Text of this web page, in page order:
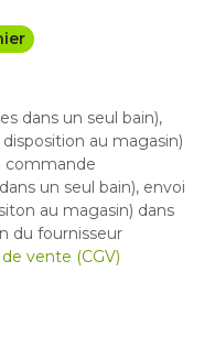
dans un seul bain),
au magasin)
commande
un seul bain), envoi
au magasin) dans
du fournisseur
vente (CGV)